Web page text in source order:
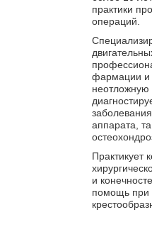
практики
операций.
фармации и
аппарата,
Практикует
и
помощь при